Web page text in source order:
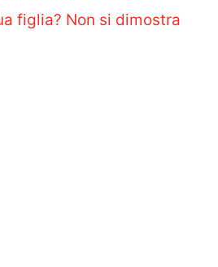
figlia? Non si dimostra